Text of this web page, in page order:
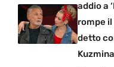
addio a
rompe
detto